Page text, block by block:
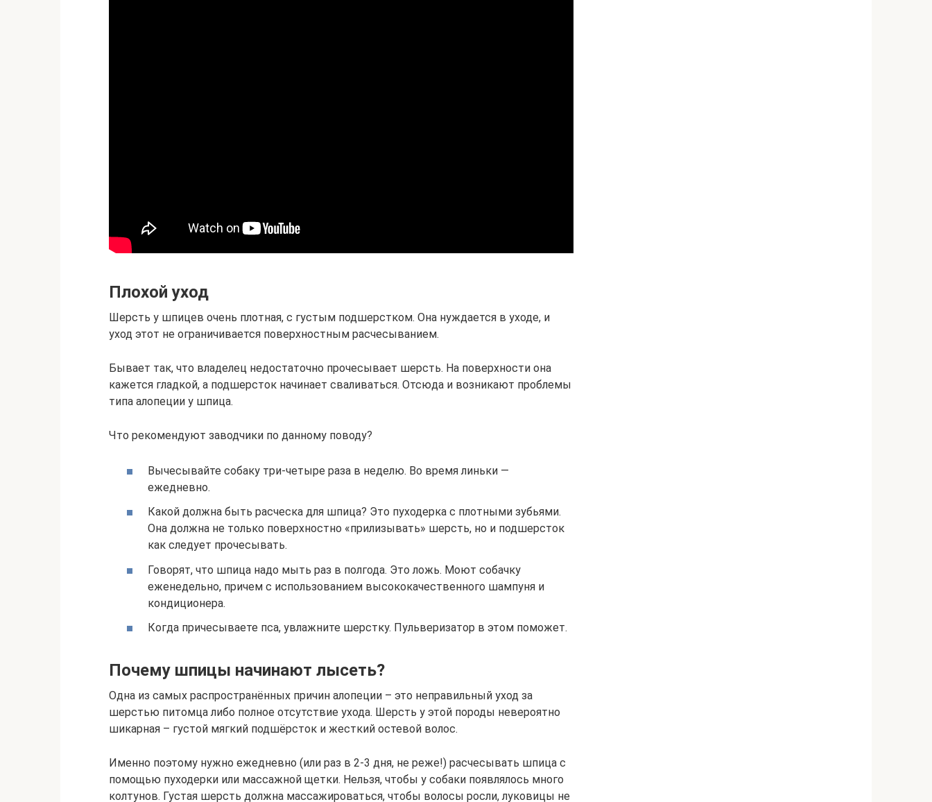
Плохой уход
Шерсть у шпицев очень плотная, с густым подшерстком. Она нуждается в уходе, и
уход этот не ограничивается поверхностным расчесыванием.
Бывает так, что владелец недостаточно прочесывает шерсть. На поверхности она
кажется гладкой, а подшерсток начинает сваливаться. Отсюда и возникают проблемы
типа алопеции у шпица.
Что рекомендуют заводчики по данному поводу?
Вычесывайте собаку три-четыре раза в неделю. Во время линьки —
ежедневно.
Какой должна быть расческа для шпица? Это пуходерка с плотными зубьями.
Она должна не только поверхностно «прилизывать» шерсть, но и подшерсток
как следует прочесывать.
Говорят, что шпица надо мыть раз в полгода. Это ложь. Моют собачку
еженедельно, причем с использованием высококачественного шампуня и
кондиционера.
Когда причесываете пса, увлажните шерстку. Пульверизатор в этом поможет.
Почему шпицы начинают лысеть?
Одна из самых распространённых причин алопеции – это неправильный уход за
шерстью питомца либо полное отсутствие ухода. Шерсть у этой породы невероятно
шикарная – густой мягкий подшёрсток и жесткий остевой волос.
Именно поэтому нужно ежедневно (или раз в 2-3 дня, не реже!) расчесывать шпица с
помощью пуходерки или массажной щетки. Нельзя, чтобы у собаки появлялось много
колтунов. Густая шерсть должна массажироваться, чтобы волосы росли, луковицы не